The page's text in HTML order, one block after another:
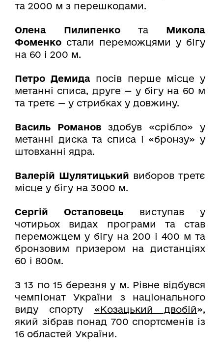
та 2000 м з перешкодами.
Олена Пилипенко та Микола
Фоменко стали переможцями у бігу
на 60 і 200 м.
Петро Демида посів перше місце у
метанні списа, друге — у бігу на 60 м
та третє — у стрибках у довжину.
Василь Романов здобув «срібло» у
метанні диска та списа і «бронзу» у
штовханні ядра.
Валерій Шулятицький виборов третє
місце у бігу на 3000 м.
Сергій Остаповець виступав у
чотирьох видах програми та став
переможцем у бігу на 200 і 400 м та
бронзовим призером на дистанціях
60 і 800м.
З 13 по 15 березня у м. Рівне відбувся
чемпіонат України з національного
виду спорту «Козацький двобій»,
який зібрав понад 700 спортсменів із
16 областей України.